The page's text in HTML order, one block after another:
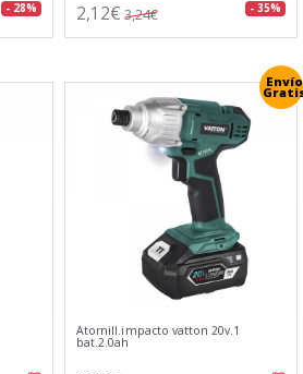
- 28% 2,12€ 3,24€ - 35%
Envío
Atornill.impacto vatton 20v.1
bat.2.0ah